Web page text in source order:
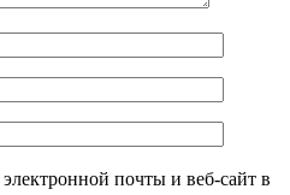
почты и веб-сайт в